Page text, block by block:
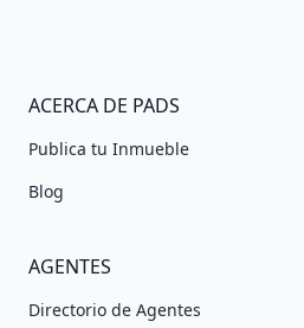
ACERCA DE PADS
Publica tu Inmueble
Blog
AGENTES
Directorio de Agentes